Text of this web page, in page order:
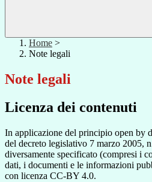
Home >
Note legali
Note legali
Licenza dei contenuti
In applicazione del principio open by
del decreto legislativo 7 marzo 2005,
diversamente specificato (compresi i
dati, i documenti e le informazioni
con licenza CC-BY 4.0.